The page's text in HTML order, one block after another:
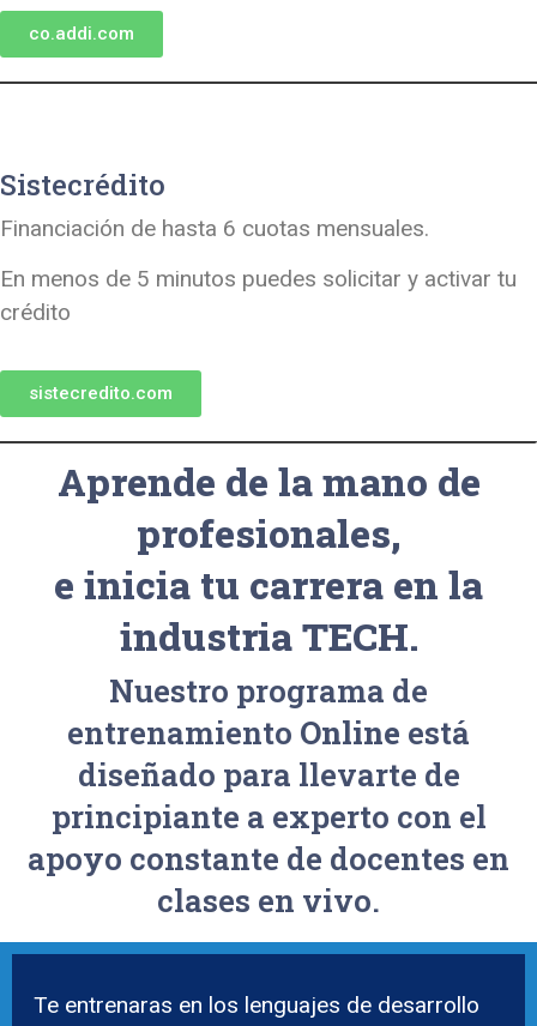
co.addi.com
Sistecrédito
Financiación de hasta 6 cuotas mensuales.
En menos de 5 minutos puedes solicitar y activar tu
crédito
sistecredito.com
Aprende de la mano de
profesionales,
e inicia tu carrera en la
industria TECH.
Nuestro programa de
entrenamiento Online está
diseñado para llevarte de
principiante a experto con el
apoyo constante de docentes en
clases en vivo.
Te entrenaras en los lenguajes de desarrollo